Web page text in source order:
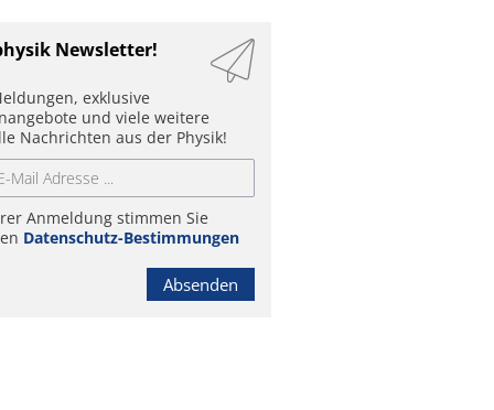
Newsletter!
exklusive
und viele weitere
Nachrichten aus der Physik!
Anmeldung stimmen Sie
Datenschutz-Bestimmungen
Absenden